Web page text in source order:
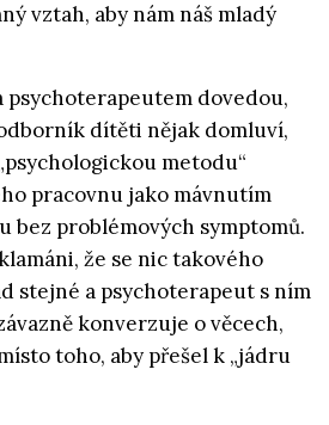
vztah, aby nám náš mladý
psychoterapeutem dovedou,
dítěti nějak domluví,
metodu“
pracovnu jako mávnutím
bez problémových symptomů.
že se nic takového
stejné a psychoterapeut s ním
konverzuje o věcech,
toho, aby přešel k „jádru